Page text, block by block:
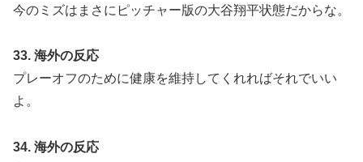
今のミズはまさにピッチャー版の大谷翔平状態だからな。
33. 海外の反応
プレーオフのために健康を維持してくれればそれでいい
よ。
34. 海外の反応